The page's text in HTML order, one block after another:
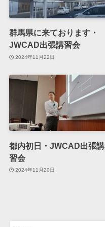
群馬県に来ております・
JWCAD出張講習会
2024年11月22日
都内初日・JWCAD出張講
習会
2024年11月20日